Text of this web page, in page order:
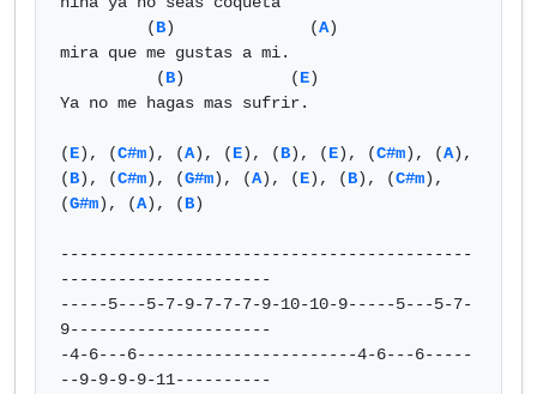
         (
B)              (A)
mira que me gustas a mi.
          (
B)           (E)
Ya no me hagas mas sufrir.
(E), (C#m), (A), (E), (B), (E), (C#m), (A),
(B), (C#m), (G#m), (A), (E), (B), (C#m),
(G#m), (A), (B)
-------------------------------------------
----------------------
-----5---5-7-9-7-7-7-9-10-10-9-----5---5-7-
9---------------------
-4-6---6-----------------------4-6---6-----
--9-9-9-9-11----------